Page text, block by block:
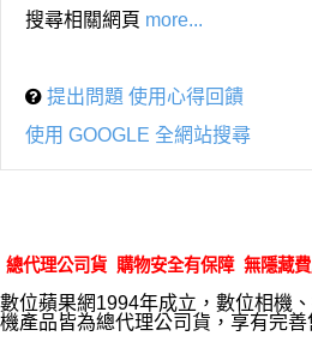
搜尋相關網頁 more...
提出問題 使用心得回饋
使用 GOOGLE 全網站搜尋
總代理公司貨 購物安全有保障 無隱藏費
數位蘋果網1994年成立，數位相機
機產品皆為總代理公司貨，享有完善